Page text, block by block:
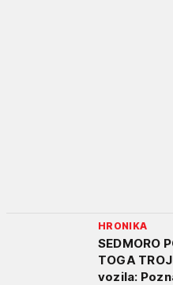
HRONIKA
SEDMORO
TOGA
vozila: